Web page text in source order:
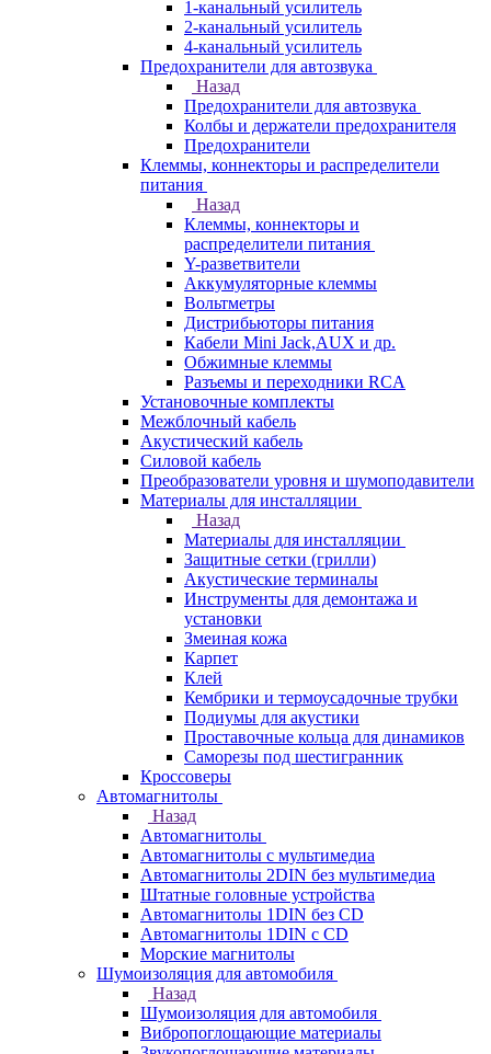
1-канальный усилитель
2-канальный усилитель
4-канальный усилитель
Предохранители для автозвука
Назад
Предохранители для автозвука
Колбы и держатели предохранителя
Предохранители
Клеммы, коннекторы и распределители
питания
Назад
Клеммы, коннекторы и
распределители питания
Y-разветвители
Аккумуляторные клеммы
Вольтметры
Дистрибьюторы питания
Кабели Mini Jack,AUX и др.
Обжимные клеммы
Разъемы и переходники RCA
Установочные комплекты
Межблочный кабель
Акустический кабель
Силовой кабель
Преобразователи уровня и шумоподавители
Материалы для инсталляции
Назад
Материалы для инсталляции
Защитные сетки (грилли)
Акустические терминалы
Инструменты для демонтажа и
установки
Змеиная кожа
Карпет
Клей
Кембрики и термоусадочные трубки
Подиумы для акустики
Проставочные кольца для динамиков
Саморезы под шестигранник
Кроссоверы
Автомагнитолы
Назад
Автомагнитолы
Автомагнитолы с мультимедиа
Автомагнитолы 2DIN без мультимедиа
Штатные головные устройства
Автомагнитолы 1DIN без CD
Автомагнитолы 1DIN с CD
Морские магнитолы
Шумоизоляция для автомобиля
Назад
Шумоизоляция для автомобиля
Вибропоглощающие материалы